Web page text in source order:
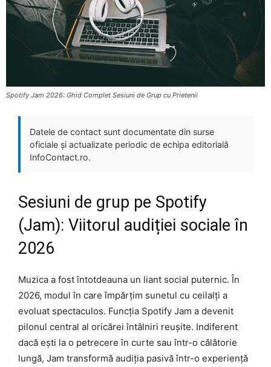
Spotify Jam 2026: Ghid Complet Sesiuni de Grup cu Prietenii
Datele de contact sunt documentate din surse
oficiale și actualizate periodic de echipa editorială
InfoContact.ro.
Sesiuni de grup pe Spotify
(Jam): Viitorul audiției sociale în
2026
Muzica a fost întotdeauna un liant social puternic. În
2026, modul în care împărțim sunetul cu ceilalți a
evoluat spectaculos. Funcția Spotify Jam a devenit
pilonul central al oricărei întâlniri reușite. Indiferent
dacă ești la o petrecere în curte sau într-o călătorie
lungă, Jam transformă audiția pasivă într-o experiență